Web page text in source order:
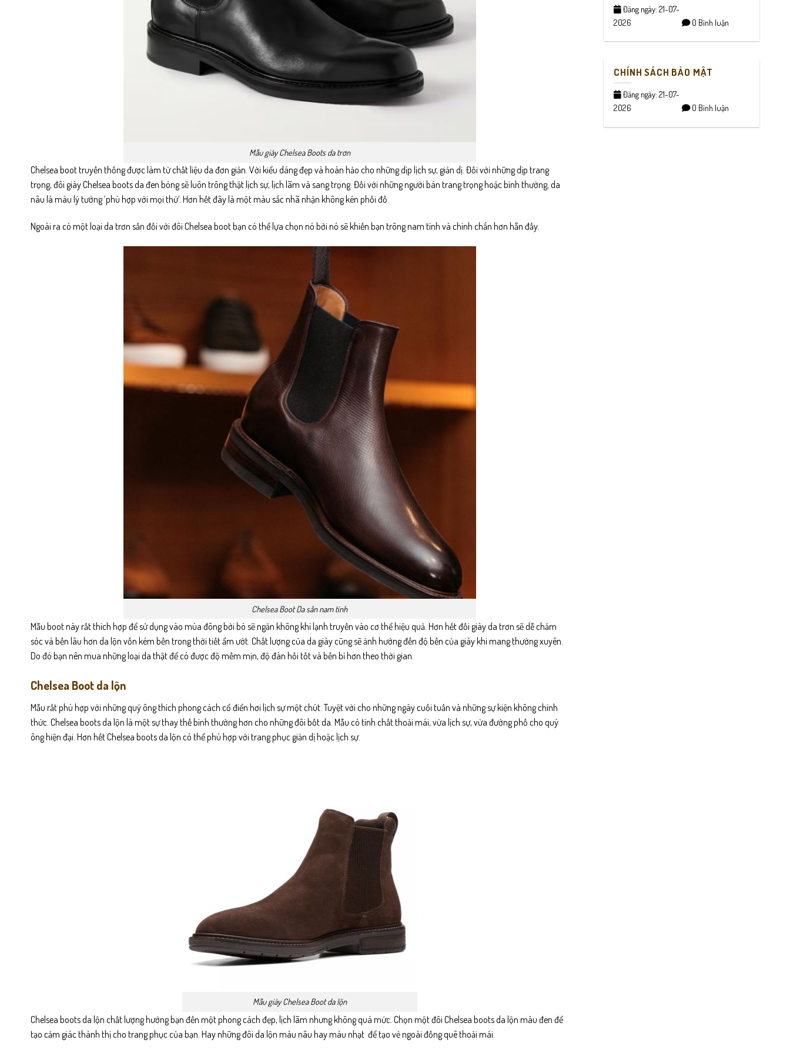
Mẫu giày Chelsea Boots da trơn
Chelsea boot truyền thống được làm từ chất liệu da đơn giản. Với kiểu dáng đẹp và hoàn hảo cho những dịp lịch sự, giản dị. Đối với những dịp trang
trọng, đôi giày Chelsea boots da đen bóng sẽ luôn trông thật lịch sự, lịch lãm và sang trọng. Đối với những người bán trang trọng hoặc bình thường, da
nâu là màu lý tưởng ‘phù hợp với mọi thứ’. Hơn hết đây là một màu sắc nhã nhặn không kén phối đồ.
Ngoài ra có một loại da trơn sần đối với đôi Chelsea boot bạn có thể lựa chọn nó bởi nó sẽ khiến bạn trông nam tính và chính chắn hơn hẵn đấy.
Chelsea Boot Da sần nam tính
Mẫu boot này rất thích hợp để sử dụng vào mùa đông bởi bó sẽ ngăn không khí lạnh truyền vào cơ thể hiệu quả. Hơn hết đối giày da trơn sẽ dễ chăm
sóc và bền lâu hơn da lộn vốn kém bền trong thời tiết ẩm ướt. Chất lượng của da giày cũng sẽ ảnh hưởng đến độ bền của giày khi mang thường xuyên.
Do đó bạn nên mua những loại da thật để có được độ mềm mịn, độ đàn hồi tốt và bền bỉ hơn theo thời gian.
Chelsea Boot da lộn
Mẫu rất phù hợp với những quý ông thích phong cách cổ điển hơi lịch sự một chút. Tuyệt vời cho những ngày cuối tuần và những sự kiện không chính
thức. Chelsea boots da lộn là một sự thay thế bình thường hơn cho những đôi bốt da. Mẫu có tính chất thoải mái, vừa lịch sự, vừa đường phố cho quý
ông hiện đại. Hơn hết Chelsea boots da lộn có thể phù hợp với trang phục giản dị hoặc lịch sự.
Mẫu giày Chelsea Boot da lộn
Chelsea boots da lộn chất lượng hướng bạn đến một phong cách đẹp, lịch lãm nhưng không quá mức. Chọn một đôi Chelsea boots da lộn màu đen để
tạo cảm giác thành thị cho trang phục của bạn. Hay những đôi da lộn màu nâu hay màu nhạt để tạo vẻ ngoài đồng quê thoải mái.
Đăng ngày: 21-07-
2026
0 Bình luận
CHÍNH SÁCH BẢO MẬT
Đăng ngày: 21-07-
2026
0 Bình luận